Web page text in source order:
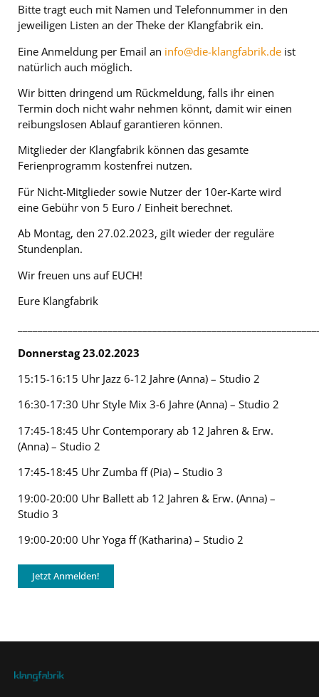
Bitte tragt euch mit Namen und Telefonnummer in den
jeweiligen Listen an der Theke der Klangfabrik ein.
Eine Anmeldung per Email an info@die-klangfabrik.de ist
natürlich auch möglich.
Wir bitten dringend um Rückmeldung, falls ihr einen
Termin doch nicht wahr nehmen könnt, damit wir einen
reibungslosen Ablauf garantieren können.
Mitglieder der Klangfabrik können das gesamte
Ferienprogramm kostenfrei nutzen.
Für Nicht-Mitglieder sowie Nutzer der 10er-Karte wird
eine Gebühr von 5 Euro / Einheit berechnet.
Ab Montag, den 27.02.2023, gilt wieder der reguläre
Stundenplan.
Wir freuen uns auf EUCH!
Eure Klangfabrik
Donnerstag 23.02.2023
15:15-16:15 Uhr Jazz 6-12 Jahre (Anna) – Studio 2
16:30-17:30 Uhr Style Mix 3-6 Jahre (Anna) – Studio 2
17:45-18:45 Uhr Contemporary ab 12 Jahren & Erw.
(Anna) – Studio 2
17:45-18:45 Uhr Zumba ff (Pia) – Studio 3
19:00-20:00 Uhr Ballett ab 12 Jahren & Erw. (Anna) –
Studio 3
19:00-20:00 Uhr Yoga ff (Katharina) – Studio 2
Jetzt Anmelden!